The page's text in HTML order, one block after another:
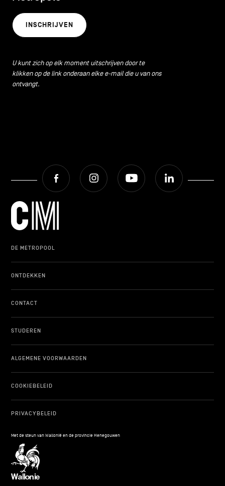
INSCHRIJVEN
U kunt zich op elk moment uitschrijven door te
klikken op de link onderaan elke e-mail die u van ons
ontvangt.
Facebook Instagram Youtube
DE METROPOOL
ONTDEKKEN
CONTACT
STUDEREN
ALGEMENE VOORWAARDEN
COOKIEBELEID
PRIVACYBELEID
Met de steun van Wallonië en de provincie Henegouwen